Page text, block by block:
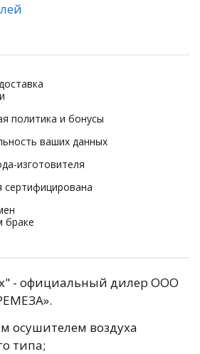
политика и бонусы
ваших данных
изготовителя
сертифицирована
браке
- официальный дилер ООО
осушителем воздуха
типа;